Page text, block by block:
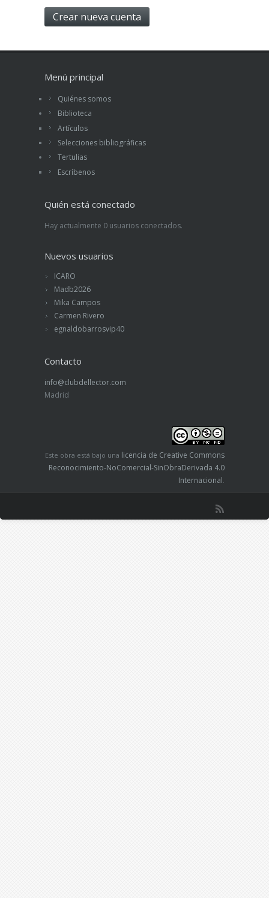
Menú principal
Quiénes somos
Biblioteca
Artículos
Selecciones bibliográficas
Tertulias
Escríbenos
Quién está conectado
Hay actualmente 0 usuarios conectados.
Nuevos usuarios
ICARO
Madb2026
Mika Campos
Carmen Rivero
egnaldobarrosvip40
Contacto
info@clubdellector.com
Madrid
Este obra está bajo una licencia de Creative Commons
Reconocimiento-NoComercial-SinObraDerivada 4.0
Internacional